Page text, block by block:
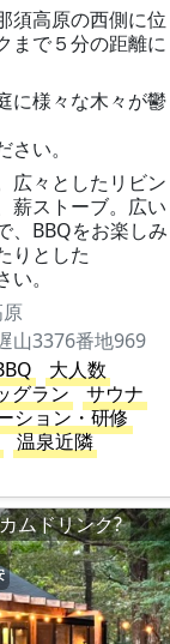
須高原の西側に位
まで５分の距離に
に様々な木々が鬱
い。
広々としたリビン
薪ストーブ。広い
、BBQをお楽しみ
りとした
。
山3376番地969
大人数
グラン
サウナ
ション・研修
温泉近隣
ムドリンク?